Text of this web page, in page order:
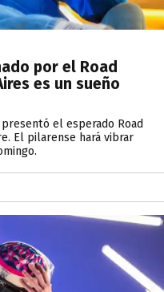
por el Road
es un sueño
el esperado Road
El pilarense hará vibrar